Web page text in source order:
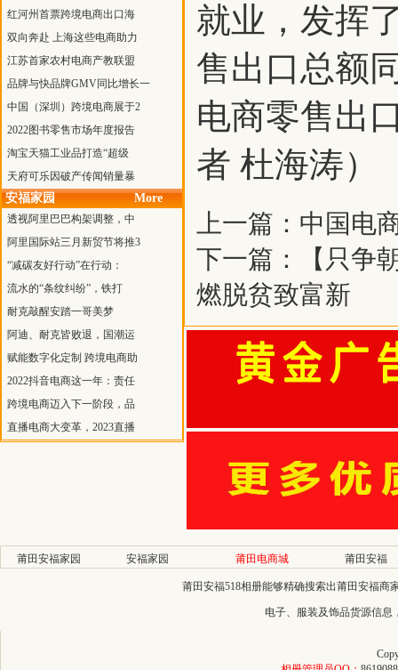
红河州首票跨境电商出口海
双向奔赴 上海这些电商助力
江苏首家农村电商产教联盟
品牌与快品牌GMV同比增长一
中国（深圳）跨境电商展于2
2022图书零售市场年度报告
淘宝天猫工业品打造“超级
天府可乐因破产传闻销量暴
安福家园 More
透视阿里巴巴构架调整，中
阿里国际站三月新贸节将推3
“减碳友好行动”在行动：
流水的“条纹纠纷”，铁打
耐克敲醒安踏一哥美梦
阿迪、耐克皆败退，国潮运
赋能数字化定制 跨境电商助
2022抖音电商这一年：责任
跨境电商迈入下一阶段，品
直播电商大变革，2023直播
就业，发挥
售出口总额
电商零售出
者 杜海涛）
上一篇： 中国电
下一篇：
【只争
燃脱贫致富新
莆田安福家园 安福家园 莆田电商城 莆田安福
莆田安福518相册能够精确搜索出莆田安福商
电子、服装及饰品货源信